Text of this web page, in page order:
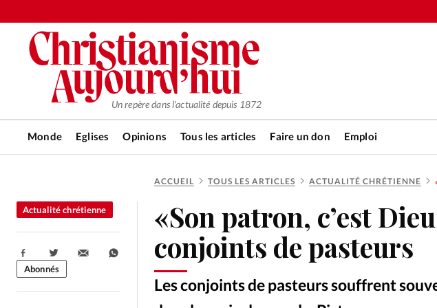
Un repère dans l'actualité depuis 1872
Monde Eglises Opinions Tous les articles Faire un don Emploi
RUBRIQUES
Tous les articles
Actualité chrétienne
Actualité internationale
Chronique
ACCUEIL TOUS LES ARTICLES ACTUALITÉ CHRÉTIENNE
«Son patron, c’est
conjoints de pasteurs
Les conjoints de pasteurs souffrent
Actualité chrétienne
Partager:
Abonnés